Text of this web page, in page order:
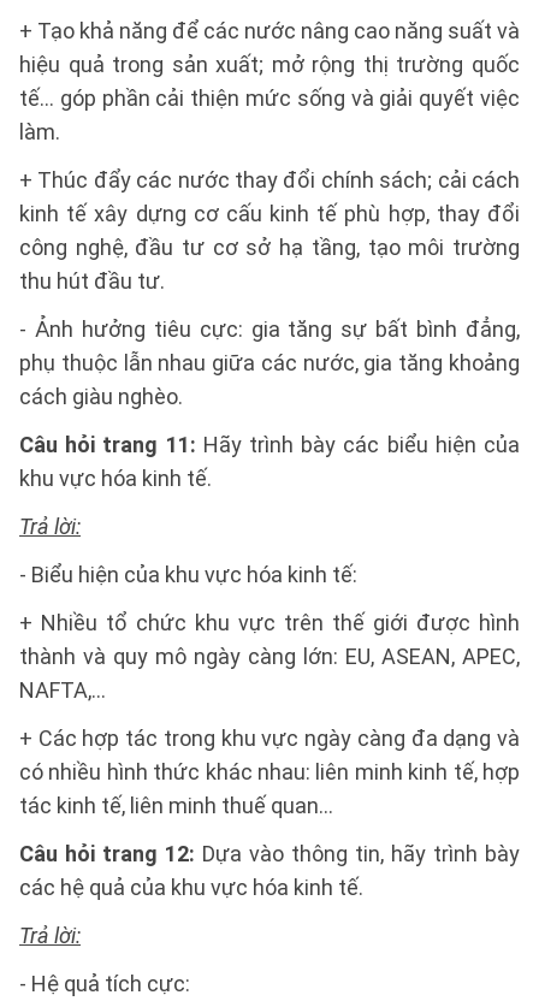
+ Tạo khả năng để các nước nâng cao năng suất và
hiệu quả trong sản xuất; mở rộng thị trường quốc
tế… góp phần cải thiện mức sống và giải quyết việc
làm.
+ Thúc đẩy các nước thay đổi chính sách; cải cách
kinh tế xây dựng cơ cấu kinh tế phù hợp, thay đổi
công nghệ, đầu tư cơ sở hạ tầng, tạo môi trường
thu hút đầu tư.
- Ảnh hưởng tiêu cực: gia tăng sự bất bình đẳng,
phụ thuộc lẫn nhau giữa các nước, gia tăng khoảng
cách giàu nghèo.
Câu hỏi trang 11: Hãy trình bày các biểu hiện của
khu vực hóa kinh tế.
Trả lời:
- Biểu hiện của khu vực hóa kinh tế:
+ Nhiều tổ chức khu vực trên thế giới được hình
thành và quy mô ngày càng lớn: EU, ASEAN, APEC,
NAFTA,…
+ Các hợp tác trong khu vực ngày càng đa dạng và
có nhiều hình thức khác nhau: liên minh kinh tế, hợp
tác kinh tế, liên minh thuế quan…
Câu hỏi trang 12: Dựa vào thông tin, hãy trình bày
các hệ quả của khu vực hóa kinh tế.
Trả lời:
- Hệ quả tích cực: